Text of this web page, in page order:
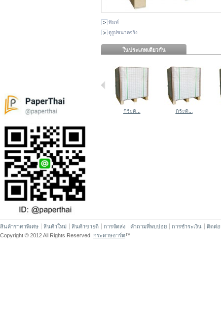
พิมพ์
ดูรูปขนาดจริง
ในประเภทเดียวกัน
กระด... กระด...
สินค้าราคาพิเศษ สินค้าใหม่ สินค้าขายดี การจัดส่ง คำถามที่พบบ่อย การชำระเงิน
ติดต่อ
Copyright © 2012 All Rights Reserved. กระดาษอาร์ต™